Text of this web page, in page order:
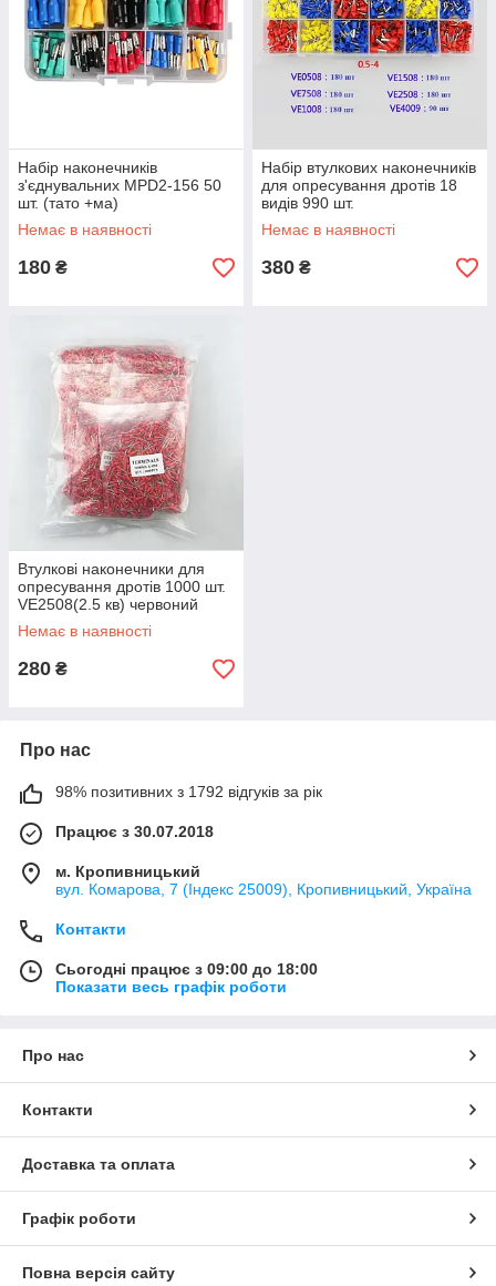
Набір наконечників
з'єднувальних MPD2-156 50
шт. (тато +ма)
Немає в наявності
180 ₴
Набір втулкових наконечників
для опресування дротів 18
видів 990 шт.
Немає в наявності
380 ₴
Втулкові наконечники для
опресування дротів 1000 шт.
VE2508(2.5 кв) червоний
Немає в наявності
280 ₴
Про нас
98% позитивних з 1792 відгуків за рік
Працює з 30.07.2018
м. Кропивницький
вул. Комарова, 7 (Індекс 25009), Кропивницький, Україна
Контакти
Сьогодні працює з 09:00 до 18:00
Показати весь графік роботи
Про нас
Контакти
Доставка та оплата
Графік роботи
Повна версія сайту